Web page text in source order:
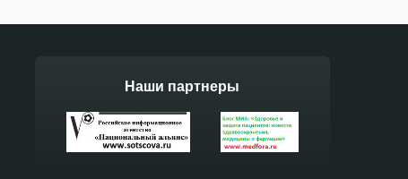
Наши партнеры